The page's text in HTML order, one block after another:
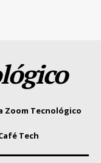
Zoom Tecnológico
Tech